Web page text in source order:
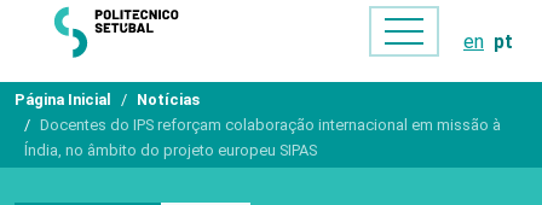
en pt
Página Inicial
Notícias
Docentes do IPS reforçam colaboração internacional em missão à
Índia, no âmbito do projeto europeu SIPAS